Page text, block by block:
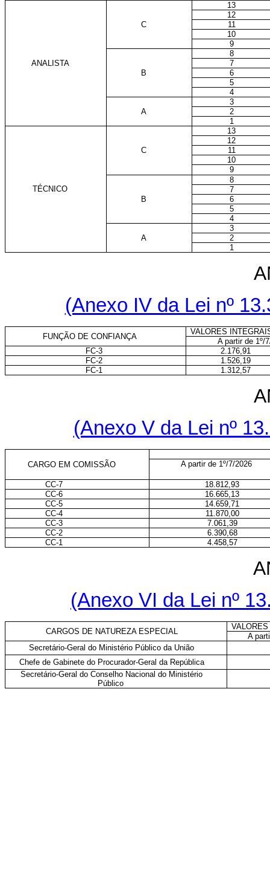
ANALISTA
C
13
12
11
10
9
B
8
7
6
5
4
A
3
2
1
TÉCNICO
C
13
12
11
10
9
B
8
7
6
5
4
A
3
2
1
(Anexo IV da Lei nº
FUNÇÃO DE CONFIANÇA
VALORES
A partir de 1º/
FC-3
2.176,91
FC-2
1.526,19
FC-1
1.312,57
(Anexo V da Lei nº
CARGO EM COMISSÃO A partir de 1º/7/2026
CC-7
18.812,93
CC-6
16.665,13
CC-5
14.659,71
CC-4
11.870,00
CC-3
7.061,39
CC-2
6.390,68
CC-1
4.458,57
(Anexo VI da Lei nº
CARGOS DE NATUREZA ESPECIAL
A
Secretário-Geral do Ministério Público da União
Chefe de Gabinete do Procurador-Geral da República
Secretário-Geral do Conselho Nacional do Ministério
Público